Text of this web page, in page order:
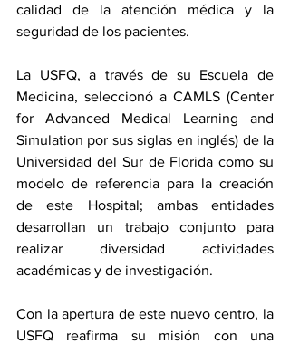
calidad de la atención médica y la
seguridad de los pacientes.
La USFQ, a través de su Escuela de
Medicina, seleccionó a CAMLS (Center
for Advanced Medical Learning and
Simulation por sus siglas en inglés) de la
Universidad del Sur de Florida como su
modelo de referencia para la creación
de este Hospital; ambas entidades
desarrollan un trabajo conjunto para
realizar diversidad actividades
académicas y de investigación.
Con la apertura de este nuevo centro, la
USFQ reafirma su misión con una